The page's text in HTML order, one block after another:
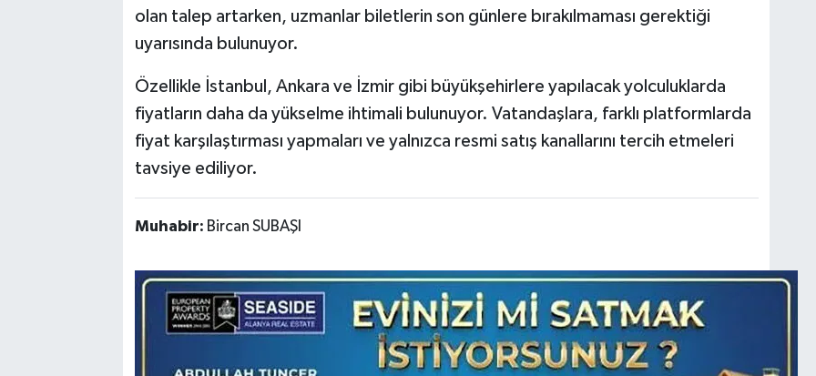
olan talep artarken, uzmanlar biletlerin son günlere bırakılmaması gerektiği
uyarısında bulunuyor.
Özellikle İstanbul, Ankara ve İzmir gibi büyükşehirlere yapılacak yolculuklarda
fiyatların daha da yükselme ihtimali bulunuyor. Vatandaşlara, farklı platformlarda
fiyat karşılaştırması yapmaları ve yalnızca resmi satış kanallarını tercih etmeleri
tavsiye ediliyor.
Muhabir: Bircan SUBAŞI